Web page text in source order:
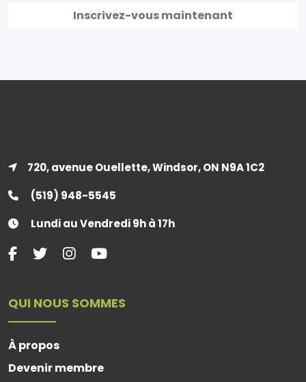
720, avenue Ouellette, Windsor, ON N9A 1C2
(519) 948-5545
Lundi au Vendredi 9h à 17h
QUI NOUS SOMMES
À propos
Devenir membre